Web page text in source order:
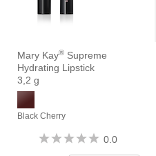
Mary Kay® Supreme
Hydrating Lipstick
3,2 g
Black Cherry
0.0